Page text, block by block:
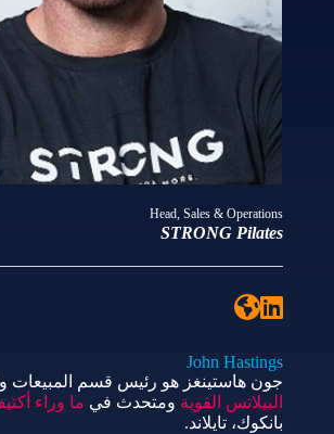
Head, Sales & Operations
STRONG Pilates
John Hastings
جون هاستينغز هو رئيس قسم المبيعات
البيلاتس القوية ومتحدث في ما وراء
بانكوك، تايلاند.